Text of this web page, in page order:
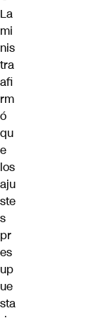
La
mi
nis
tra
afi
rm
ó
qu
e
los
aju
ste
s
pr
es
up
ue
sta